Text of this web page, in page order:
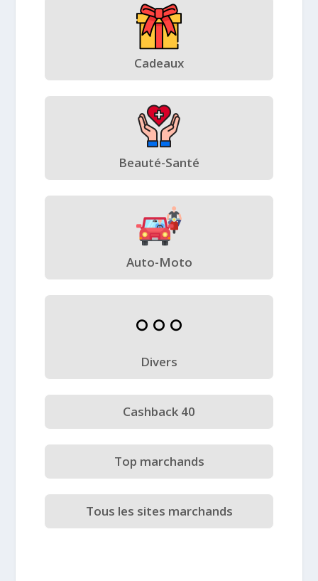
Cadeaux
Beauté-Santé
Auto-Moto
Divers
Cashback 40
Top marchands
Tous les sites marchands